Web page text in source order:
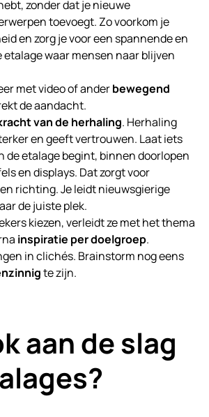
zonder dat je nieuwe
toevoegt. Zo voorkom je
en zorg je voor een spannende en
etalage waar mensen naar blijven
met video of anderbewegend
de aandacht.
van de herhaling. Herhaling
en geeft vertrouwen. Laat iets
de etalage begint, binnen doorlopen
en displays. Dat zorgt voor
richting. Je leidt nieuwsgierige
de juiste plek.
kiezen, verleidt ze met het thema
inspiratie per doelgroep.
in clichés. Brainstorm nog eens
te zijn.
aan de slag